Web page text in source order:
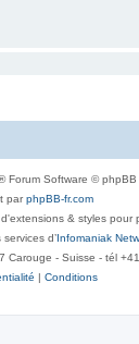
Forum Software © phpBB
parphpBB-fr.com
& styles pour
d’Infomaniak
Carouge - Suisse - tél
| Conditions